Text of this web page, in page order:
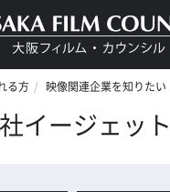
る方 映像関連企業を知りたい
イージェット